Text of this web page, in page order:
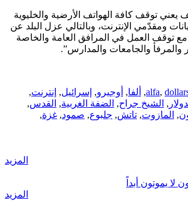
يعني توقف كافة الهواتف الأرضية والخليوية
ومقدّمي الإنترنت، وبالتالي عزل البلد عن
مع توقف العمل في المرافق العامة والخاصة
والجامعات والمدارس”.
alfa,
, ألفا, أوجيرو, إسرائيل, إنترنت,
, الشيخ جراح, الضفة الغربية, القدس,
, المازوت, تاتش, جلبوع, صمود, غزة,
المزيد
لا يموتون أبداً
المزيد